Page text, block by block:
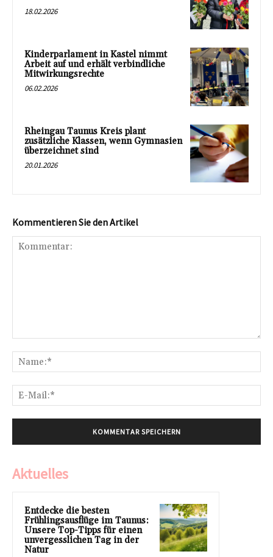
18.02.2026
Kinderparlament in Kastel nimmt
Arbeit auf und erhält verbindliche
Mitwirkungsrechte
06.02.2026
Rheingau Taunus Kreis plant
zusätzliche Klassen, wenn Gymnasien
überzeichnet sind
20.01.2026
Kommentieren Sie den Artikel
Aktuelles
Entdecke die besten
Frühlingsausflüge im Taunus:
Unsere Top-Tipps für einen
unvergesslichen Tag in der
Natur